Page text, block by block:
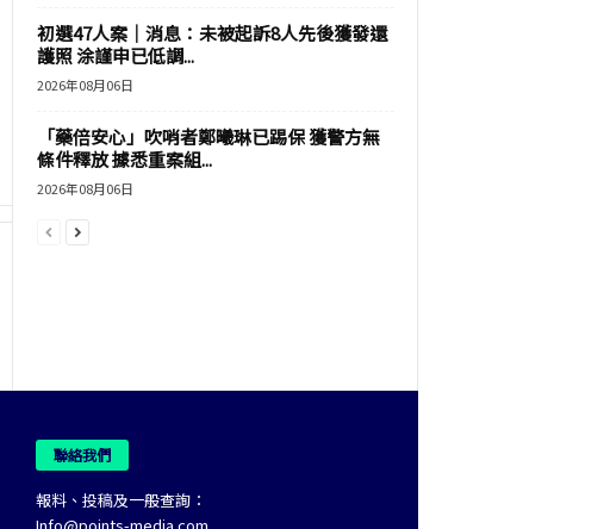
初選47人案｜消息：未被起訴8人先後獲發還
護照 涂謹申已低調...
2026年08月06日
「藥倍安心」吹哨者鄭曦琳已踢保 獲警方無
條件釋放 據悉重案組...
2026年08月06日
聯絡我們
報料、投稿及一般查詢：